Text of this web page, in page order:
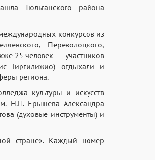
Тюльганского района
конкурсов из
Переволоцкого,
25 человек – участников
Гиргилижио) отдыхали и
региона.
культуры и искусств
Н.П. Ерышева Александра
(духовые инструменты) и
стране». Каждый номер